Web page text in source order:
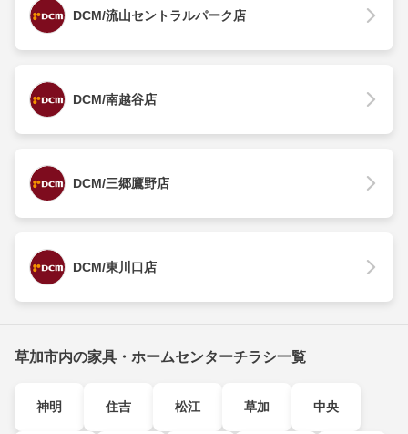
DCM/流山セントラルパーク店
DCM/南越谷店
DCM/三郷鷹野店
DCM/東川口店
草加市内の家具・ホームセンターチラシ一覧
神明 住吉 松江 草加 中央